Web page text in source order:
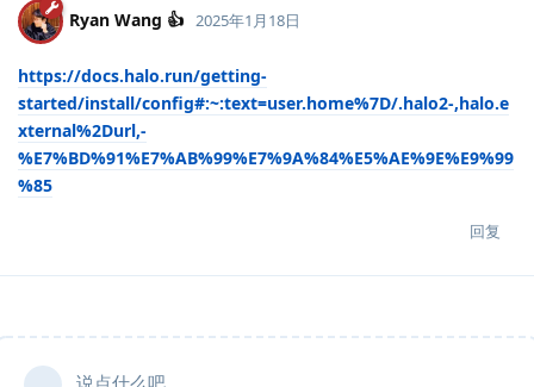
Ryan Wang 👍 2025年1月18日
https://docs.halo.run/getting-
started/install/config#:~:text=user.home%7D/.halo2-,halo.e
xternal%2Durl,-
%E7%BD%91%E7%AB%99%E7%9A%84%E5%AE%9E%E9%99
%85
回复
说点什么吧...